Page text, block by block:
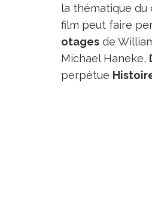
la thématique du
film peut faire
otages de
Michael Haneke,
perpétue